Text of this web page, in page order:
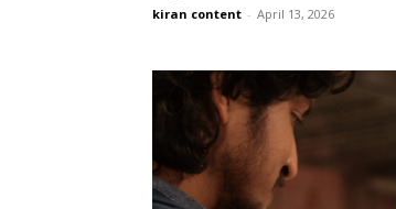
kiran content - April 13, 2026